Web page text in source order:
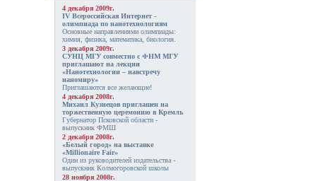
4 декабря 2009г.
IV Всероссийская Интернет -
олимпиада по нанотехнологиям
Основные направлениями олимпиады:
химия, физика, математика, биология.
3 декабря 2009г.
СУНЦ МГУ совместно с ФНМ МГУ
приглашают на лекции
«Нанотехнологии – навстречу
наномиру»
Приглашаются все желающие!
4 декабря 2008г.
Михаил Кузнецов приглашен на
торжественную церемонию в Кремль
Губернатор Псковской области -
выпускник ФМШ
2 декабря 2008г.
«Белый город» на выставке
«Millionaire Fair»
Один из руководителей издательства -
выпускник Колмогоровской школы
28 ноября 2008г.